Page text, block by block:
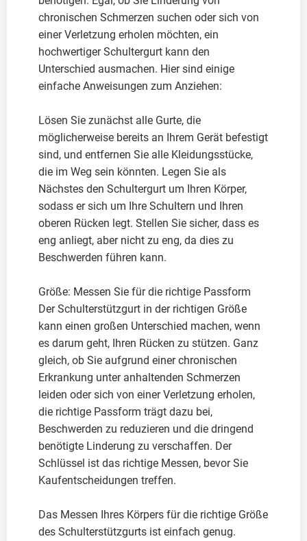
chronischen Schmerzen suchen oder sich von
einer Verletzung erholen möchten, ein
hochwertiger Schultergurt kann den
Unterschied ausmachen. Hier sind einige
einfache Anweisungen zum Anziehen:
Lösen Sie zunächst alle Gurte, die
möglicherweise bereits an Ihrem Gerät befestigt
sind, und entfernen Sie alle Kleidungsstücke,
die im Weg sein könnten. Legen Sie als
Nächstes den Schultergurt um Ihren Körper,
sodass er sich um Ihre Schultern und Ihren
oberen Rücken legt. Stellen Sie sicher, dass es
eng anliegt, aber nicht zu eng, da dies zu
Beschwerden führen kann.
Größe: Messen Sie für die richtige Passform
Der Schulterstützgurt in der richtigen Größe
kann einen großen Unterschied machen, wenn
es darum geht, Ihren Rücken zu stützen. Ganz
gleich, ob Sie aufgrund einer chronischen
Erkrankung unter anhaltenden Schmerzen
leiden oder sich von einer Verletzung erholen,
die richtige Passform trägt dazu bei,
Beschwerden zu reduzieren und die dringend
benötigte Linderung zu verschaffen. Der
Schlüssel ist das richtige Messen, bevor Sie
Kaufentscheidungen treffen.
Das Messen Ihres Körpers für die richtige Größe
des Schulterstützgurts ist einfach genug.